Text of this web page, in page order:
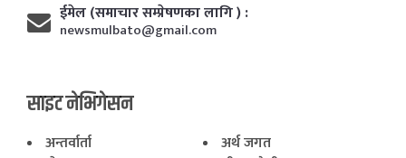
ईमेल (समाचार सम्प्रेषणका लागि ) :
newsmulbato@gmail.com
साइट नेभिगेसन
अन्तर्वार्ता
अर्थ जगत